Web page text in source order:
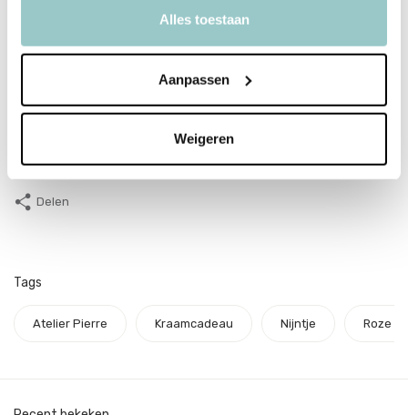
Alles toestaan
Aanpassen
Weigeren
SKU 7777000095772
7777000095772
Delen
Tags
Atelier Pierre Kraamcadeau Nijntje Roze